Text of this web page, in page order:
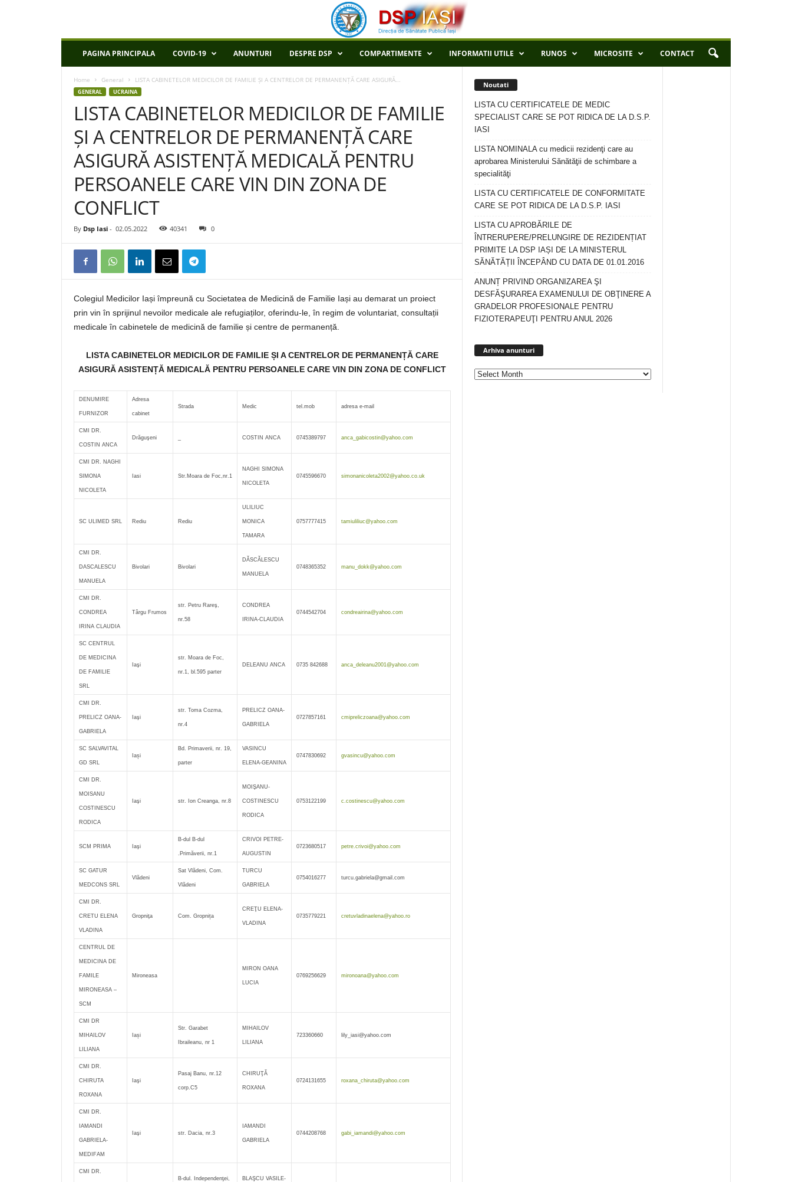
P
PAGINA PRINCIPALA COVID-19 ANUNTURI DESPRE DSP COMPARTIMENTE INFORMATII UTILE RUNOS MICROSITE CONTACT
Home General LISTA CABINETELOR MEDICILOR DE FAMILIE ȘI A CENTRELOR DE PERMANENȚĂ CARE ASIGURĂ...
GENERAL UCRAINA
LISTA CABINETELOR MEDICILOR DE FAMILIE
ȘI A CENTRELOR DE PERMANENȚĂ CARE
ASIGURĂ ASISTENȚĂ MEDICALĂ PENTRU
PERSOANELE CARE VIN DIN ZONA DE
CONFLICT
By Dsp Iasi - 02.05.2022 40341 0
Colegiul Medicilor Iași împreună cu Societatea de Medicină de Familie Iași au demarat un proiect
prin vin în sprijinul nevoilor medicale ale refugiaților, oferindu-le, în regim de voluntariat, consultații
medicale în cabinetele de medicină de familie și centre de permanență.
LISTA CABINETELOR MEDICILOR DE FAMILIE ȘI A CENTRELOR DE PERMANENȚĂ CARE
ASIGURĂ ASISTENȚĂ MEDICALĂ PENTRU PERSOANELE CARE VIN DIN ZONA DE CONFLICT
DENUMIRE
FURNIZOR
Adresa
cabinet
Strada Medic tel.mob adresa e-mail
CMI DR.
COSTIN ANCA
Drăguşeni COSTIN ANCA 0745389797 anca_gabicostin@yahoo.com
CMI DR. NAGHI
SIMONA
NICOLETA
Iasi Str.Moara de Foc,nr.1
NAGHI SIMONA
NICOLETA
0745596670 simonanicoleta2002@yahoo.co.uk
SC ULIMED SRL Rediu Rediu
ULILIUC
MONICA
TAMARA
0757777415 tamiuliliuc@yahoo.com
CMI DR.
DASCALESCU
MANUELA
Bivolari Bivolari
DĂSCĂLESCU
MANUELA
0748365352 manu_dokk@yahoo.com
CMI DR.
CONDREA
IRINA CLAUDIA
Târgu Frumos
str. Petru Rareş,
nr.58
CONDREA
IRINA-CLAUDIA
0744542704 condreairina@yahoo.com
SC CENTRUL
DE MEDICINA
DE FAMILIE
SRL
Iaşi
str. Moara de Foc,
nr.1, bl.595 parter
DELEANU ANCA 0735 842688 anca_deleanu2001@yahoo.com
CMI DR.
PRELICZ OANA-
GABRIELA
Iaşi
str. Toma Cozma,
nr.4
PRELICZ OANA-
GABRIELA
0727857161 cmipreliczoana@yahoo.com
SC SALVAVITAL
GD SRL
Iași
Bd. Primaverii, nr. 19,
parter
VASINCU
ELENA-GEANINA
0747830692 gvasincu@yahoo.com
CMI DR.
MOISANU
COSTINESCU
RODICA
Iaşi str. Ion Creanga, nr.8
MOIŞANU-
COSTINESCU
RODICA
0753122199 c.costinescu@yahoo.com
SCM PRIMA Iaşi
B-dul B-dul
.Primăverii, nr.1
CRIVOI PETRE-
AUGUSTIN
0723680517 petre.crivoi@yahoo.com
SC GATUR
MEDCONS SRL
Vlădeni
Sat Vlădeni, Com.
Vlădeni
TURCU
GABRIELA
0754016277 turcu.gabriela@gmail.com
CMI DR.
CRETU ELENA
VLADINA
Gropniţa Com. Gropnița
CREŢU ELENA-
VLADINA
0735779221 cretuvladinaelena@yahoo.ro
CENTRUL DE
MEDICINA DE
FAMILE
MIRONEASA –
SCM
Mironeasa
MIRON OANA
LUCIA
0769256629 mironoana@yahoo.com
CMI DR
MIHAILOV
LILIANA
Iași
Str. Garabet
Ibraileanu, nr 1
MIHAILOV
LILIANA
723360660 lily_iasi@yahoo.com
CMI DR.
CHIRUTA
ROXANA
Iaşi
Pasaj Banu, nr.12
corp.C5
CHIRUŢĂ
ROXANA
0724131655 roxana_chiruta@yahoo.com
CMI DR.
IAMANDI
GABRIELA-
MEDIFAM
Iaşi str. Dacia, nr.3
IAMANDI
GABRIELA
0744208768 gabi_iamandi@yahoo.com
CMI DR.
B-dul. Independenţei, BLAŞCU VASILE-
Noutati
LISTA CU CERTIFICATELE DE MEDIC
SPECIALIST CARE SE POT RIDICA DE LA D.S.P.
IASI
LISTA NOMINALA cu medicii rezidenţi care au
aprobarea Ministerului Sănătăţii de schimbare a
specialităţi
LISTA CU CERTIFICATELE DE CONFORMITATE
CARE SE POT RIDICA DE LA D.S.P. IASI
LISTA CU APROBĂRILE DE
ÎNTRERUPERE/PRELUNGIRE DE REZIDENȚIAT
PRIMITE LA DSP IAȘI DE LA MINISTERUL
SĂNĂTĂȚII ÎNCEPÂND CU DATA DE 01.01.2016
ANUNȚ PRIVIND ORGANIZAREA ŞI
DESFĂŞURAREA EXAMENULUI DE OBŢINERE A
GRADELOR PROFESIONALE PENTRU
FIZIOTERAPEUŢI PENTRU ANUL 2026
Arhiva anunturi